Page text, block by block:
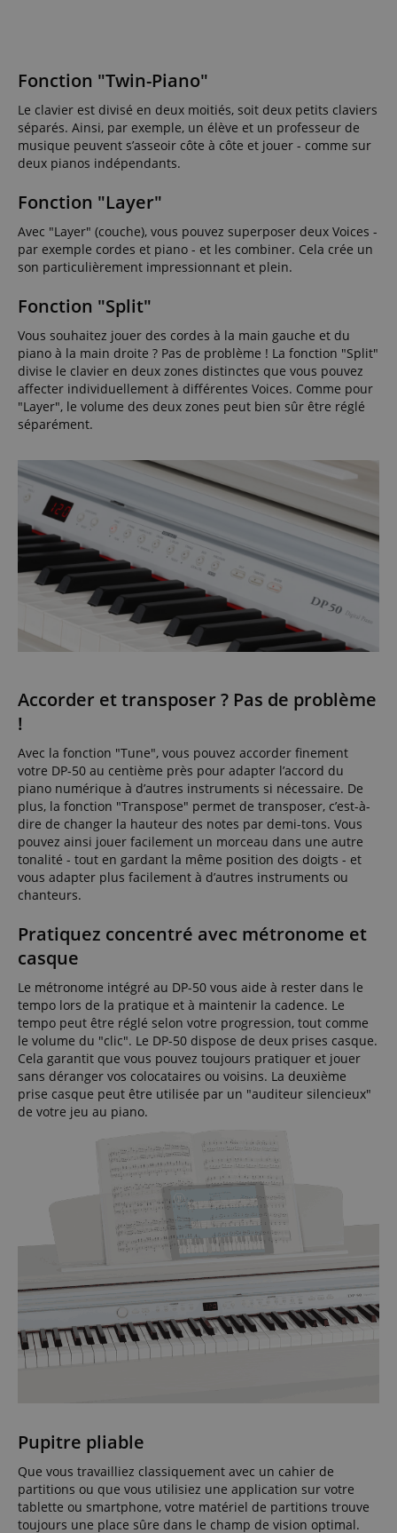
Fonction "Twin-Piano"
Le clavier est divisé en deux moitiés, soit deux petits claviers
séparés. Ainsi, par exemple, un élève et un professeur de
musique peuvent s’asseoir côte à côte et jouer - comme sur
deux pianos indépendants.
Fonction "Layer"
Avec "Layer" (couche), vous pouvez superposer deux Voices -
par exemple cordes et piano - et les combiner. Cela crée un
son particulièrement impressionnant et plein.
Fonction "Split"
Vous souhaitez jouer des cordes à la main gauche et du
piano à la main droite ? Pas de problème ! La fonction "Split"
divise le clavier en deux zones distinctes que vous pouvez
affecter individuellement à différentes Voices. Comme pour
"Layer", le volume des deux zones peut bien sûr être réglé
séparément.
Accorder et transposer ? Pas de problème
!
Avec la fonction "Tune", vous pouvez accorder finement
votre DP-50 au centième près pour adapter l’accord du
piano numérique à d’autres instruments si nécessaire. De
plus, la fonction "Transpose" permet de transposer, c’est-à-
dire de changer la hauteur des notes par demi-tons. Vous
pouvez ainsi jouer facilement un morceau dans une autre
tonalité - tout en gardant la même position des doigts - et
vous adapter plus facilement à d’autres instruments ou
chanteurs.
Pratiquez concentré avec métronome et
casque
Le métronome intégré au DP-50 vous aide à rester dans le
tempo lors de la pratique et à maintenir la cadence. Le
tempo peut être réglé selon votre progression, tout comme
le volume du "clic". Le DP-50 dispose de deux prises casque.
Cela garantit que vous pouvez toujours pratiquer et jouer
sans déranger vos colocataires ou voisins. La deuxième
prise casque peut être utilisée par un "auditeur silencieux"
de votre jeu au piano.
Pupitre pliable
Que vous travailliez classiquement avec un cahier de
partitions ou que vous utilisiez une application sur votre
tablette ou smartphone, votre matériel de partitions trouve
toujours une place sûre dans le champ de vision optimal.